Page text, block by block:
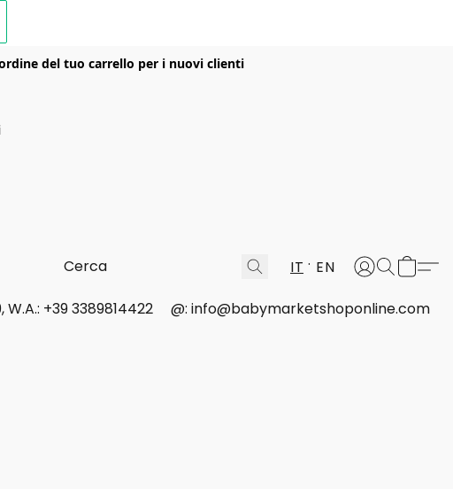
del tuo carrello per i nuovi clienti
IT EN
W.A.: +39 3389814422 @: info@babymarketshoponline.com